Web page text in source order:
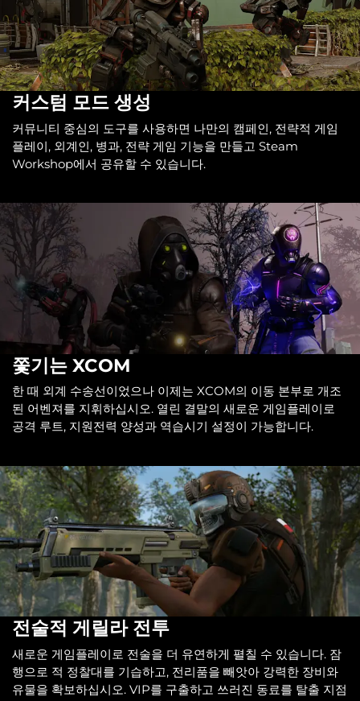
커스텀 모드 생성
커뮤니티 중심의 도구를 사용하면 나만의 캠페인, 전략적 게임
플레이, 외계인, 병과, 전략 게임 기능을 만들고 Steam
Workshop에서 공유할 수 있습니다.
쫓기는 XCOM
한 때 외계 수송선이었으나 이제는 XCOM의 이동 본부로 개조
된 어벤져를 지휘하십시오. 열린 결말의 새로운 게임플레이로
공격 루트, 지원전력 양성과 역습시기 설정이 가능합니다.
전술적 게릴라 전투
새로운 게임플레이로 전술을 더 유연하게 펼칠 수 있습니다. 잠
행으로 적 정찰대를 기습하고, 전리품을 빼앗아 강력한 장비와
유물을 확보하십시오. VIP를 구출하고 쓰러진 동료를 탈출 지점